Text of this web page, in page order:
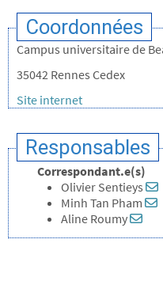
Coordonnées
Campus universitaire de
35042 Rennes Cedex
Site internet
Responsables
Correspondant.e(s)
Olivier Sentieys
Minh Tan Pham
Aline Roumy